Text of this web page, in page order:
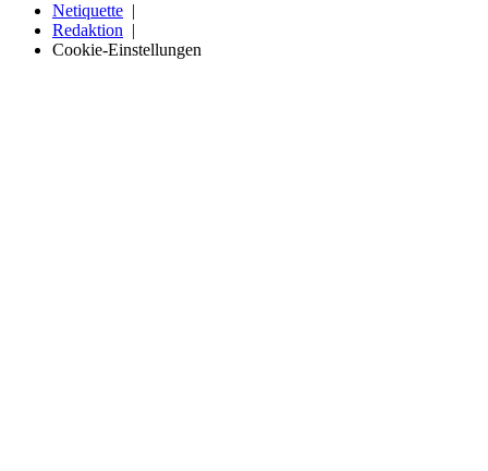
Netiquette
Redaktion
Cookie-Einstellungen